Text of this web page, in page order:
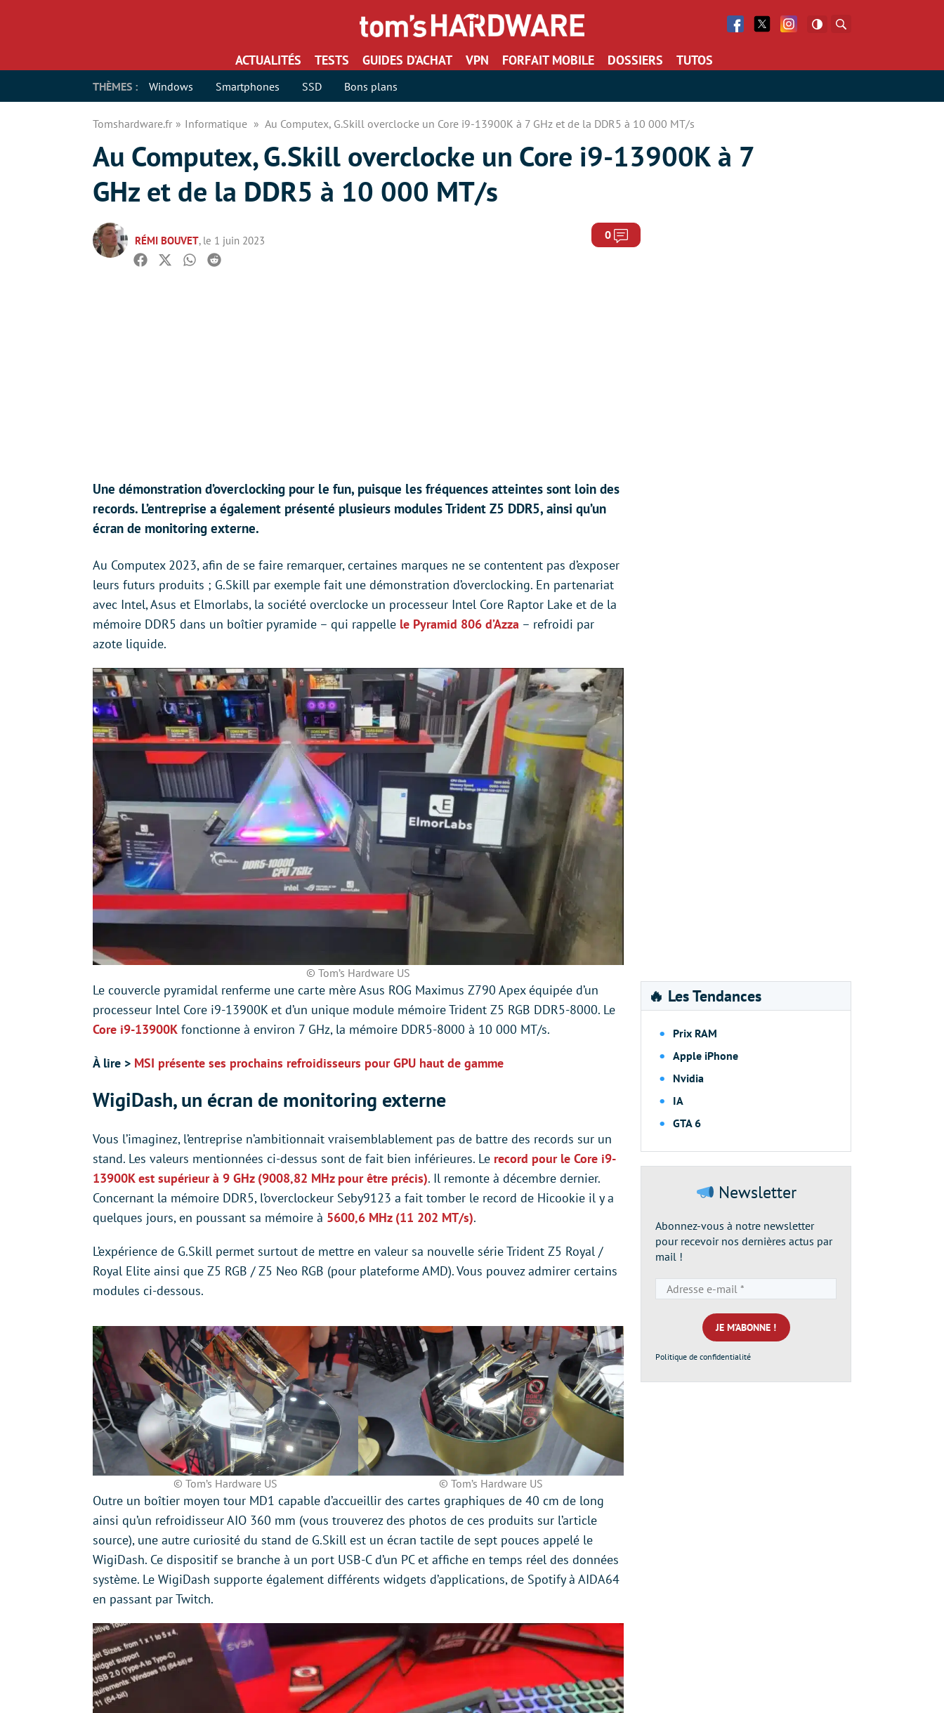
Facebook
Twitter Facebook
ACTUALITÉS TESTS GUIDES D’ACHAT VPN FORFAIT MOBILE DOSSIERS TUTOS
THÈMES : Windows Smartphones SSD Bons plans
Tomshardware.fr Informatique Au Computex, G.Skill overclocke un Core i9-13900K à 7 GHz et de la DDR5 à 10 000 MT/s
Au Computex, G.Skill overclocke un Core i9-13900K à 7
GHz et de la DDR5 à 10 000 MT/s
RÉMI BOUVET, le 1 juin 2023 0 Commentaires
Facebook
TwitterWhatsapp
Reddit
Une démonstration d’overclocking pour le fun, puisque les fréquences atteintes sont loin des
records. L’entreprise a également présenté plusieurs modules Trident Z5 DDR5, ainsi qu’un
écran de monitoring externe.
Au Computex 2023, afin de se faire remarquer, certaines marques ne se contentent pas d’exposer
leurs futurs produits ; G.Skill par exemple fait une démonstration d’overclocking. En partenariat
avec Intel, Asus et Elmorlabs, la société overclocke un processeur Intel Core Raptor Lake et de la
mémoire DDR5 dans un boîtier pyramide – qui rappelle le Pyramid 806 d’Azza – refroidi par
azote liquide.
© Tom’s Hardware US
Le couvercle pyramidal renferme une carte mère Asus ROG Maximus Z790 Apex équipée d’un
processeur Intel Core i9-13900K et d’un unique module mémoire Trident Z5 RGB DDR5-8000. Le
Core i9-13900K fonctionne à environ 7 GHz, la mémoire DDR5-8000 à 10 000 MT/s.
À lire > MSI présente ses prochains refroidisseurs pour GPU haut de gamme
WigiDash, un écran de monitoring externe
Vous l’imaginez, l’entreprise n’ambitionnait vraisemblablement pas de battre des records sur un
stand. Les valeurs mentionnées ci-dessus sont de fait bien inférieures. Le record pour le Core i9-
13900K est supérieur à 9 GHz (9008,82 MHz pour être précis). Il remonte à décembre dernier.
Concernant la mémoire DDR5, l’overclockeur Seby9123 a fait tomber le record de Hicookie il y a
quelques jours, en poussant sa mémoire à 5600,6 MHz (11 202 MT/s).
L’expérience de G.Skill permet surtout de mettre en valeur sa nouvelle série Trident Z5 Royal /
Royal Elite ainsi que Z5 RGB / Z5 Neo RGB (pour plateforme AMD). Vous pouvez admirer certains
modules ci-dessous.
© Tom’s Hardware US © Tom’s Hardware US
Outre un boîtier moyen tour MD1 capable d’accueillir des cartes graphiques de 40 cm de long
ainsi qu’un refroidisseur AIO 360 mm (vous trouverez des photos de ces produits sur l’article
source), une autre curiosité du stand de G.Skill est un écran tactile de sept pouces appelé le
WigiDash. Ce dispositif se branche à un port USB-C d’un PC et affiche en temps réel des données
système. Le WigiDash supporte également différents widgets d’applications, de Spotify à AIDA64
en passant par Twitch.
🔥 Les Tendances
Prix RAM
Apple iPhone
Nvidia
IA
GTA 6
Newsletter
Abonnez-vous à notre newsletter
pour recevoir nos dernières actus par
mail !
e-
mail
*
Politique de confidentialité